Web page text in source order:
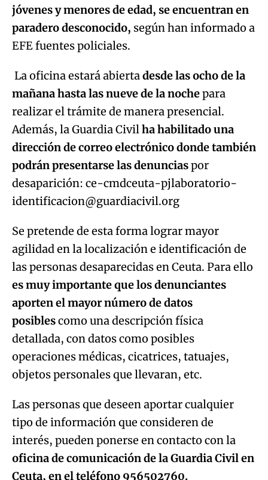
jóvenes y menores de edad, se encuentran en
paradero desconocido, según han informado a
EFE fuentes policiales.
La oficina estará abiertadesde las ocho de la
mañana hasta las nueve de la nochepara
realizar el trámite de manera presencial.
Además, la Guardia Civilha habilitado una
dirección de correo electrónico donde también
podrán presentarse las denunciaspor
desaparición: ce-cmdceuta-pjlaboratorio-
identificacion@guardiacivil.org
Se pretende de esta forma lograr mayor
agilidad en la localización e identificación de
las personas desaparecidas en Ceuta. Para ello
es muy importante que los denunciantes
aporten el mayor número de datos
posiblescomo una descripción física
detallada, con datos como posibles
operaciones médicas, cicatrices, tatuajes,
objetos personales que llevaran, etc.
Las personas que deseen aportar cualquier
tipo de información que consideren de
interés, pueden ponerse en contacto con la
oficina de comunicación de la Guardia Civil en
Ceuta, en el teléfono 956502760.